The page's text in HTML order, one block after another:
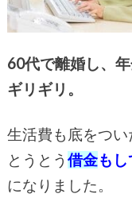
60代で離婚し、
ギリギリ。
生活費も底をつい
とうとう 借金もし
になりました。